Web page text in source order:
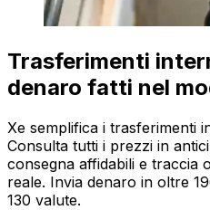
Trasferimenti
denaro fatti nel
Xe semplifica i trasferimenti
Consulta tutti i prezzi in
consegna affidabili e traccia
reale. Invia denaro in oltre
130 valute.